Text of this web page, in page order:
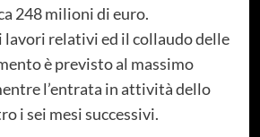
248 milioni di euro.
lavori relativi ed il collaudo delle
è previsto al massimo
l’entrata in attività dello
i sei mesi successivi.